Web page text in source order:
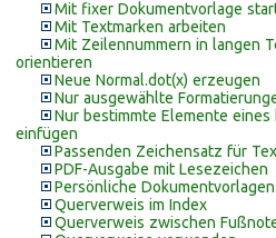
Mit fixer Dokumentvorlage
Mit Textmarken arbeiten
Mit Zeilennummern in langen
orientieren
Neue Normal.dot(x) erzeugen
Nur ausgewählte
Nur bestimmte Elemente
einfügen
Passenden Zeichensatz für
PDF-Ausgabe mit Lesezeichen
Persönliche
Querverweis im Index
Querverweis zwischen